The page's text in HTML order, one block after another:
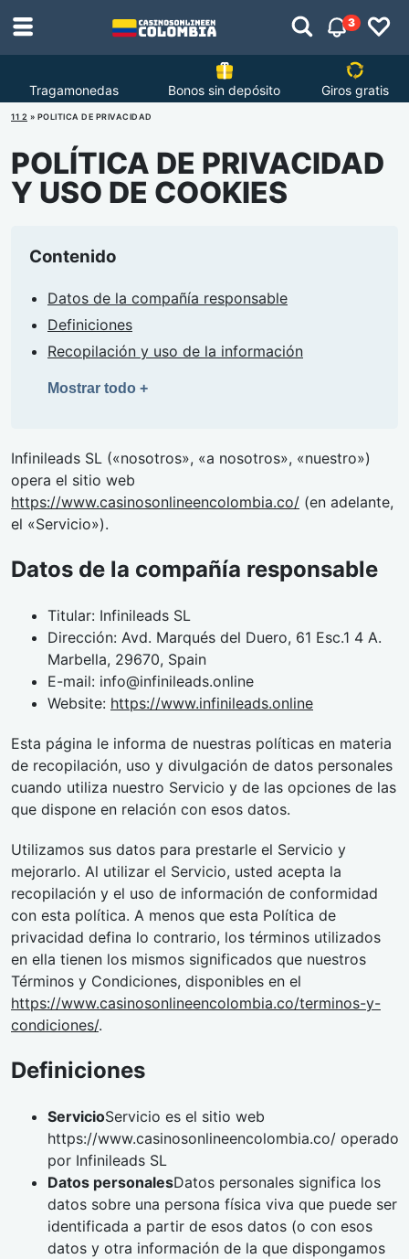
3
Tragamonedas Bonos sin depósito Giros gratis
11 2 » POLITICA DE PRIVACIDAD
POLÍTICA DE PRIVACIDAD
Y USO DE COOKIES
Contenido
Datos de la compañía responsable
Definiciones
Recopilación y uso de la información
Mostrar todo +
Infinileads SL («nosotros», «a nosotros», «nuestro»)
opera el sitio web
https://www.casinosonlineencolombia.co/ (en adelante,
el «Servicio»).
Datos de la compañía responsable
Titular: Infinileads SL
Dirección: Avd. Marqués del Duero, 61 Esc.1 4 A.
Marbella, 29670, Spain
E-mail: info@infinileads.online
Website: https://www.infinileads.online
Esta página le informa de nuestras políticas en materia
de recopilación, uso y divulgación de datos personales
cuando utiliza nuestro Servicio y de las opciones de las
que dispone en relación con esos datos.
Utilizamos sus datos para prestarle el Servicio y
mejorarlo. Al utilizar el Servicio, usted acepta la
recopilación y el uso de información de conformidad
con esta política. A menos que esta Política de
privacidad defina lo contrario, los términos utilizados
en ella tienen los mismos significados que nuestros
Términos y Condiciones, disponibles en el
https://www.casinosonlineencolombia.co/terminos-y-
condiciones/.
Definiciones
ServicioServicio es el sitio web
https://www.casinosonlineencolombia.co/ operado
por Infinileads SL
Datos personalesDatos personales significa los
datos sobre una persona física viva que puede ser
identificada a partir de esos datos (o con esos
datos y otra información de la que dispongamos